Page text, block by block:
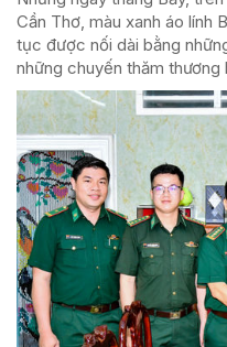
Cần Thơ, màu xanh áo lính
tục được nối dài bằng
những chuyến thăm thương